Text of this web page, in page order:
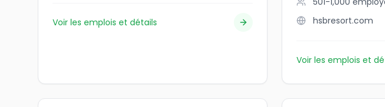
Voir les emplois et détails
hsbresort.com
Voir les emplois et